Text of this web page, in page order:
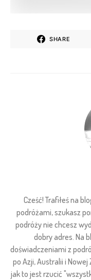
SHARE
Cześć! Trafiłeś na
podróżami, szukasz
podróży nie chcesz
dobry adres. Na
doświadczeniami z
po Azji, Australii i
jak to jest rzucić